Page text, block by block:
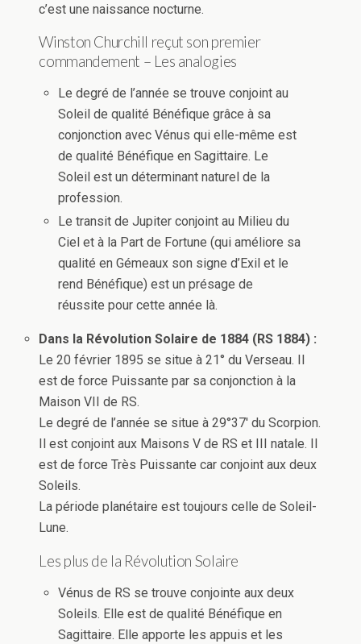
c’est une naissance nocturne.
Winston Churchill reçut son premier
commandement – Les analogies
Le degré de l’année se trouve conjoint au
Soleil de qualité Bénéfique grâce à sa
conjonction avec Vénus qui elle-même est
de qualité Bénéfique en Sagittaire. Le
Soleil est un déterminant naturel de la
profession.
Le transit de Jupiter conjoint au Milieu du
Ciel et à la Part de Fortune (qui améliore sa
qualité en Gémeaux son signe d’Exil et le
rend Bénéfique) est un présage de
réussite pour cette année là.
Dans la Révolution Solaire de 1884 (RS 1884) :
Le 20 février 1895 se situe à 21° du Verseau. Il
est de force Puissante par sa conjonction à la
Maison VII de RS.
Le degré de l’année se situe à 29°37′ du Scorpion.
Il est conjoint aux Maisons V de RS et III natale. Il
est de force Très Puissante car conjoint aux deux
Soleils.
La période planétaire est toujours celle de Soleil-
Lune.
Les plus de la Révolution Solaire
Vénus de RS se trouve conjointe aux deux
Soleils. Elle est de qualité Bénéfique en
Sagittaire. Elle apporte les appuis et les